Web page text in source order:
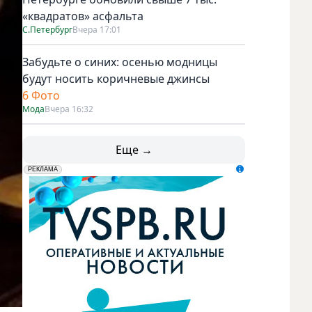
«квадратов» асфальта
С.ПетербургВчера 17:01
Забудьте о синих: осенью модницы
будут носить коричневые джинсы
6 Фото
МодаВчера 16:32
Еще →
erid: LdtCK5udn
РЕКЛАМА
АО "ГАТР", ИНН: 7841320717